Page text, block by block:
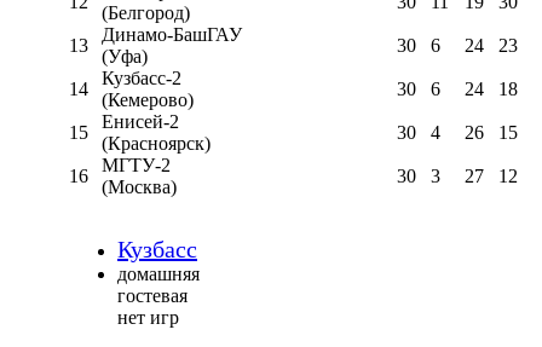
(Белгород)
13
Динамо-БашГАУ
(Уфа)
30 6 24 23
14
Кузбасс-2
(Кемерово)
30 6 24 18
15
Енисей-2
(Красноярск)
30 4 26 15
16
МГТУ-2
(Москва)
30 3 27 12
Кузбасс
домашняя
гостевая
нет игр